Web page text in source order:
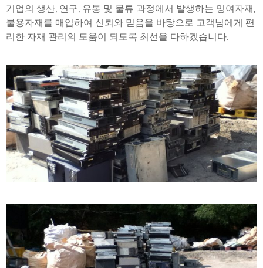
기업의 생산, 연구, 유통 및 물류 과정에서 발생하는 잉여자재,
불용자재를 매입하여 신뢰와 믿음을 바탕으로 고객님에게 편
리한 자재 관리의 도움이 되도록 최선을 다하겠습니다.